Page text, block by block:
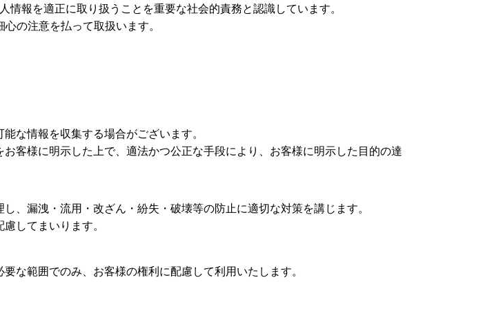
な情報を収集する場合がございます。
客様に明示した上で、適法かつ公正な手段により、お客様に明示した目的の達
、漏洩・流用・改ざん・紛失・破壊等の防止に適切な対策を講じます。
してまいります。
な範囲でのみ、お客様の権利に配慮して利用いたします。
報を適正に取り扱うことを重要な社会的責務と認識しています。
の注意を払って取扱います。